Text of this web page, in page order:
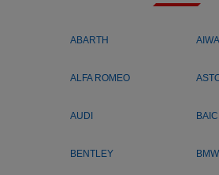
ABARTH
ALFA ROMEO
AUDI BAIC
BENTLEY BMW